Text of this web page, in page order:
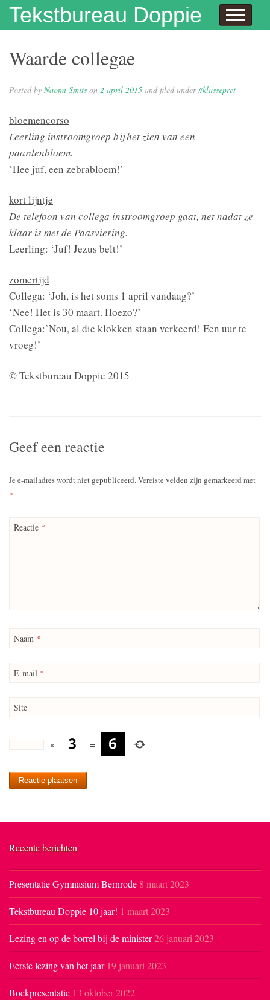
Tekstbureau Doppie
Hallo
Dit doe ik!
Dit doe ik ook!
Enthousiaste opdrachtgevers
Over mij
Publicaties
Wie niet leest is gek
Juf Naomi klapt uit de school
Eh…juf, hoe krijg je eigenlijk kinderen?
Columns
In de media
Contact
Privacybeleid
Waarde collegae
Posted by Naomi Smits on 2 april 2015 and filed under#klassepret
bloemencorso
Leerling instroomgroep bij het zien van een
paardenbloem.
‘Hee juf, een zebrabloem!’
kort lijntje
De telefoon van collega instroomgroep gaat, net nadat ze
klaar is met de Paasviering.
Leerling: ‘Juf! Jezus belt!’
zomertijd
Collega: ‘Joh, is het soms 1 april vandaag?’
‘Nee! Het is 30 maart. Hoezo?’
Collega:’Nou, al die klokken staan verkeerd! Een uur te
vroeg!’
© Tekstbureau Doppie 2015
Geef een reactie
Je e-mailadres wordt niet gepubliceerd.Vereiste velden zijn gemarkeerd met
*
Reactie *
Naam *
E-mail *
Site
× =
Recente berichten
Presentatie Gymnasium Bernrode 8 maart 2023
Tekstbureau Doppie 10 jaar! 1 maart 2023
Lezing en op de borrel bij de minister26 januari 2023
Eerste lezing van het jaar 19 januari 2023
Boekpresentatie 13 oktober 2022